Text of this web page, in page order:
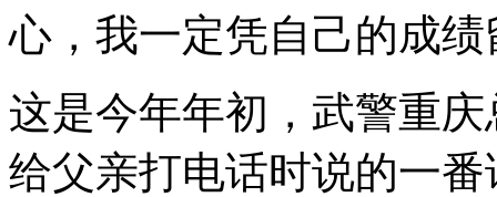
心，我一定凭自己的成绩
这是今年年初，武警重
给父亲打电话时说的一